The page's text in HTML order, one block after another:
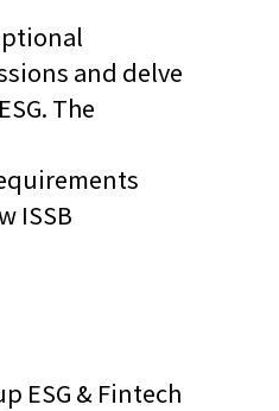
and delve
The
ISSB
ESG & Fintech